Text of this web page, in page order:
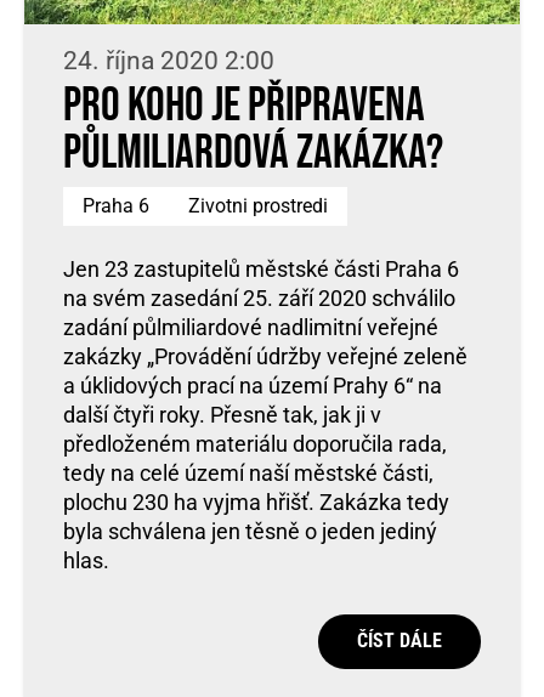
24. října 2020 2:00
Pro koho je připravena
půlmiliardová zakázka?
Praha 6 Zivotni prostredi
Jen 23 zastupitelů městské části Praha 6
na svém zasedání 25. září 2020 schválilo
zadání půlmiliardové nadlimitní veřejné
zakázky „Provádění údržby veřejné zeleně
a úklidových prací na území Prahy 6“ na
další čtyři roky. Přesně tak, jak ji v
předloženém materiálu doporučila rada,
tedy na celé území naší městské části,
plochu 230 ha vyjma hřišť. Zakázka tedy
byla schválena jen těsně o jeden jediný
hlas.
ČÍST DÁLE